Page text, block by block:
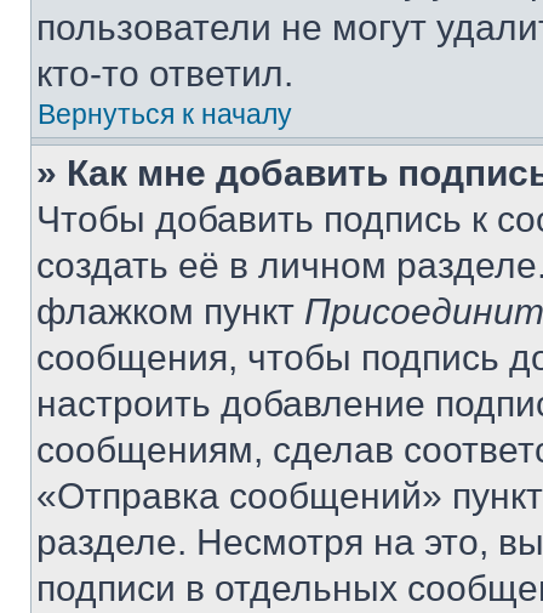
пользователи не могут
кто-то ответил.
Вернуться к началу
» Как мне добавить
Чтобы добавить подпись к
создать её в личном
флажком пункт
сообщения, чтобы подпись
настроить добавление
сообщениям, сделав
«Отправка сообщений»
разделе. Несмотря на это,
подписи в отдельных